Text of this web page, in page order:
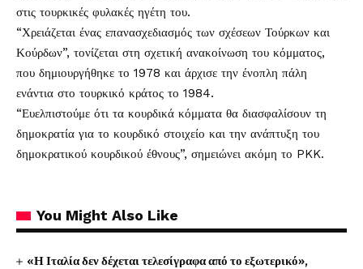
στις τουρκικές φυλακές ηγέτη του.
“Χρειάζεται ένας επανασχεδιασμός των σχέσεων Τούρκων και
Κούρδων”, τονίζεται στη σχετική ανακοίνωση του κόμματος,
που δημιουργήθηκε το 1978 και άρχισε την ένοπλη πάλη
ενάντια στο τουρκικό κράτος το 1984.
“Ευελπιστούμε ότι τα κουρδικά κόμματα θα διασφαλίσουν τη
δημοκρατία για το κουρδικό στοιχείο και την ανάπτυξη του
δημοκρατικού κουρδικού έθνους”, σημειώνει ακόμη το PKK.
You Might Also Like
«Η Ιταλία δεν δέχεται τελεσίγραφα από το εξωτερικό»,